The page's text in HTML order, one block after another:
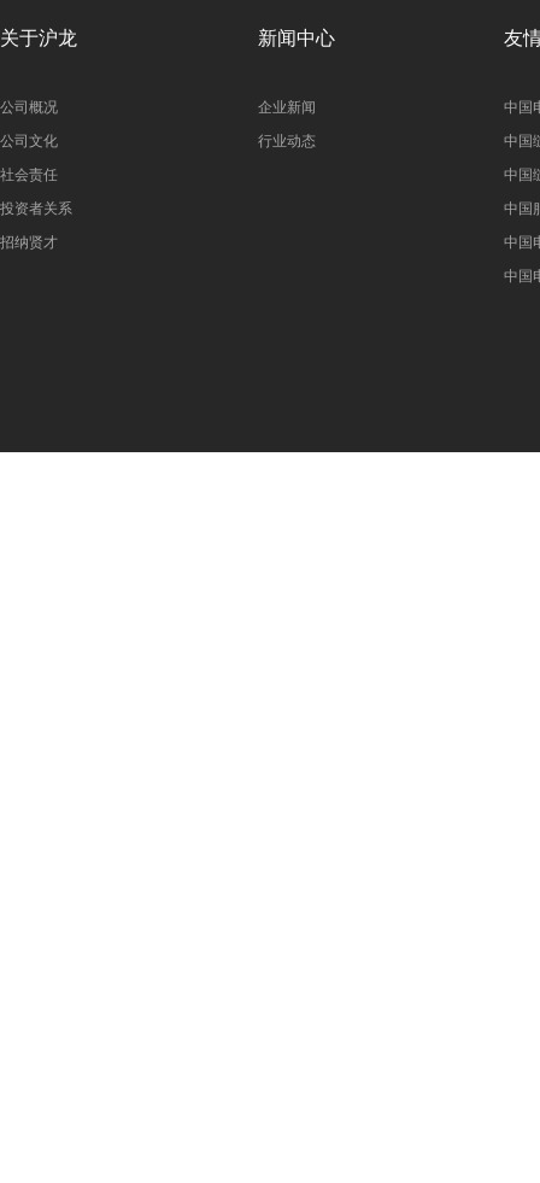
关于沪龙 新闻中心 友
公司概况
公司文化
社会责任
投资者关系
招纳贤才
企业新闻
行业动态
中国
中国
中国
中国
中国
中国